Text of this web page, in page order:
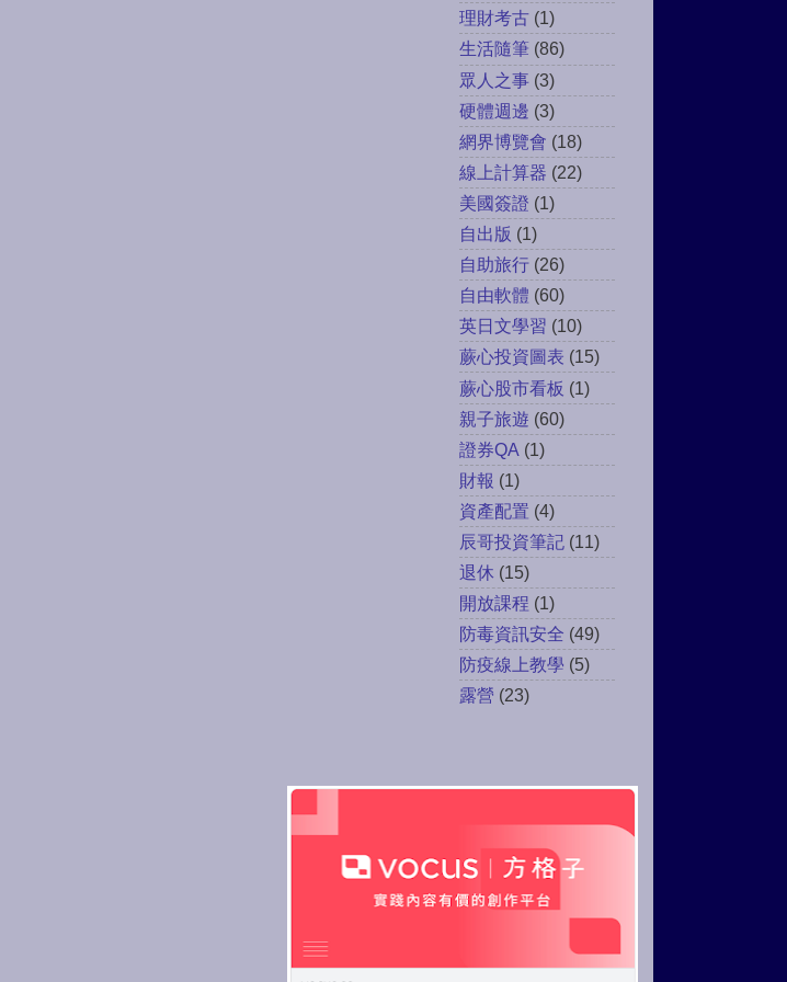
理財考古 (1)
生活隨筆 (86)
眾人之事 (3)
硬體週邊 (3)
網界博覽會 (18)
線上計算器 (22)
美國簽證 (1)
自出版 (1)
自助旅行 (26)
自由軟體 (60)
英日文學習 (10)
蕨心投資圖表 (15)
蕨心股市看板 (1)
親子旅遊 (60)
證券QA (1)
財報 (1)
資產配置 (4)
辰哥投資筆記 (11)
退休 (15)
開放課程 (1)
防毒資訊安全 (49)
防疫線上教學 (5)
露營 (23)